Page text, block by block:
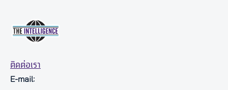
ติดต่อเรา
E-mail: